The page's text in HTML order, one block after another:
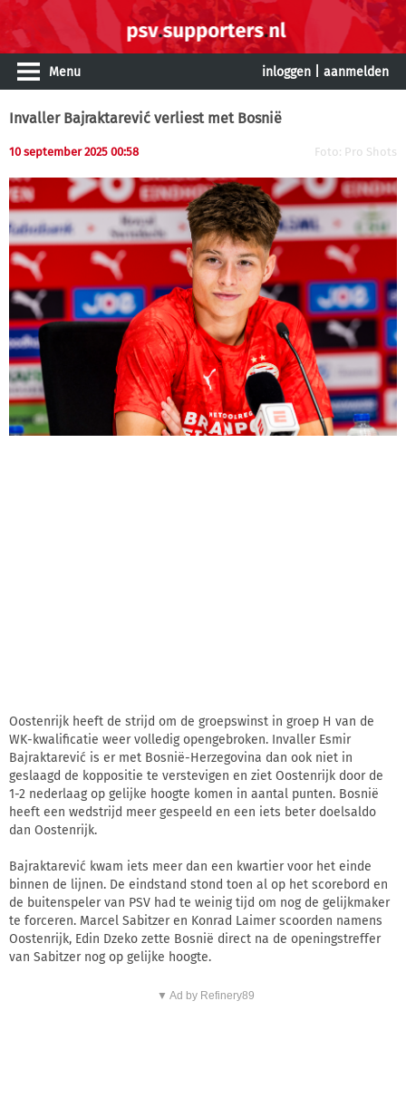
Menu inloggen aanmelden
Invaller Bajraktarević verliest met Bosnië
10 september 2025 00:58 Foto: Pro Shots
Oostenrijk heeft de strijd om de groepswinst in groep H van de
WK-kwalificatie weer volledig opengebroken. Invaller Esmir
Bajraktarević is er met Bosnië-Herzegovina dan ook niet in
geslaagd de koppositie te verstevigen en ziet Oostenrijk door de
1-2 nederlaag op gelijke hoogte komen in aantal punten. Bosnië
heeft een wedstrijd meer gespeeld en een iets beter doelsaldo
dan Oostenrijk.
Bajraktarević kwam iets meer dan een kwartier voor het einde
binnen de lijnen. De eindstand stond toen al op het scorebord en
de buitenspeler van PSV had te weinig tijd om nog de gelijkmaker
te forceren. Marcel Sabitzer en Konrad Laimer scoorden namens
Oostenrijk, Edin Dzeko zette Bosnië direct na de openingstreffer
van Sabitzer nog op gelijke hoogte.
▼ Ad by Refinery89